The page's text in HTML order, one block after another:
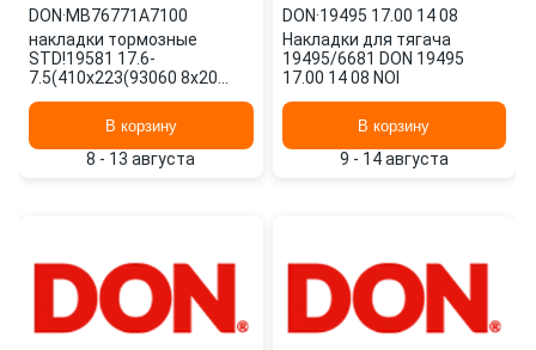
DON·MB76771A7100
накладки тормозные
STD!19581 17.6-
7.5(410x223(93060 8x20
MB76771A7100 DON
В корзину
8 - 13 августа
DON·19495 17.00 14 08
Накладки для тягача
19495/6681 DON 19495
17.00 14 08 NOI
В корзину
9 - 14 августа